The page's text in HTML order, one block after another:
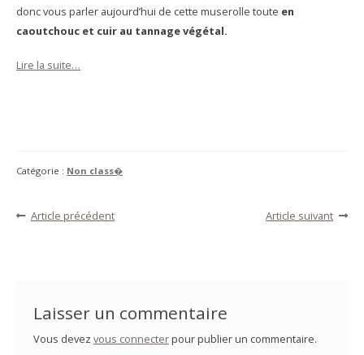
donc vous parler aujourd’hui de cette muserolle toute en
caoutchouc et cuir au tannage végétal.
Lire la suite…
Catégorie : Non class�
Navigation
Article
Article précédent
Article
Article suivant
Laisser un commentaire
Vous devez vous connecterpour publier un commentaire.